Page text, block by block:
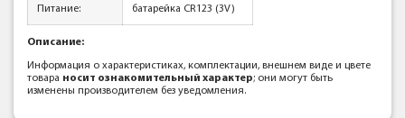
Питание: батарейка CR123 (3V)
Описание:
Информация о характеристиках, комплектации, внешнем виде и цвете
товара носит ознакомительный характер; они могут быть
изменены производителем без уведомления.